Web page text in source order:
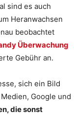
sind es auch
Heranwachsen
beobachtet
Überwachung
Gebühr an.
sich ein Bild
Google und
die sonst